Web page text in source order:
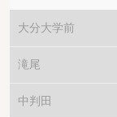
大分大学前
滝尾
中判田